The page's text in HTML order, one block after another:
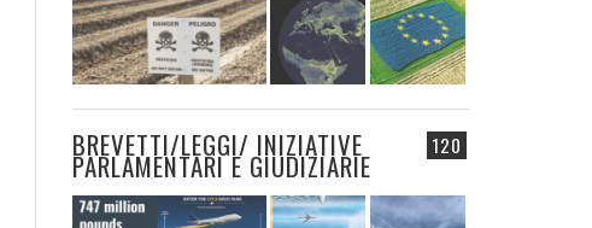
120
BREVETTI/LEGGI/ INIZIATIVE
PARLAMENTARI E GIUDIZIARIE